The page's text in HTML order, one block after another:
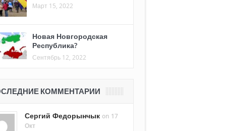
Март 15, 2022
Новая Новгородская
Республика?
Сентябрь 12, 2022
КОММЕНТАРИИ
Сергий Федорынчык on 17
Окт